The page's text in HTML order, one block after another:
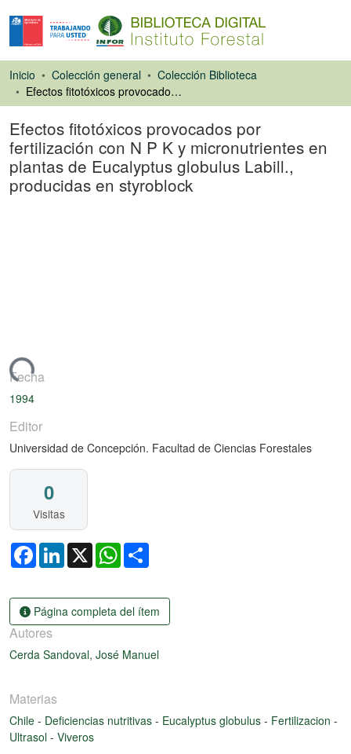
Inicio Colección general
Colección Biblioteca
Efectos fitotóxicos provocados por fertilización con N P K y micronutrientes en plantas de Eucalyptus globulus Labill., producidas en styroblock
Efectos fitotóxicos provocados por
fertilización con N P K y micronutrientes en
plantas de Eucalyptus globulus Labill.,
producidas en styroblock
Fecha
1994
Editor
Universidad de Concepción. Facultad de Ciencias Forestales
0
Visitas
FacebookLinkedIn
X WhatsApp
Página completa del ítem
Autores
Cerda Sandoval, José Manuel
Materias
Chile - Deficiencias nutritivas - Eucalyptus globulus - Fertilizacion -
Ultrasol - Viveros